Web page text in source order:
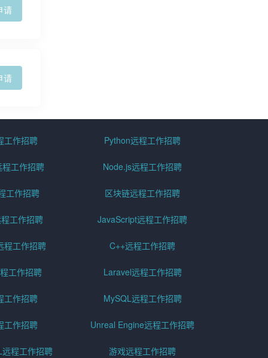
请
请
工作招聘 Python远程工作招聘
工作招聘 Node.js远程工作招聘
工作招聘 区块链远程工作招聘
工作招聘 JavaScript远程工作招聘
程工作招聘 C++远程工作招聘
工作招聘 Laravel远程工作招聘
工作招聘 MySQL远程工作招聘
工作招聘 Unreal Engine远程工作招聘
程工作招聘 游戏远程工作招聘